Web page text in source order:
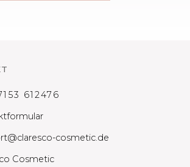
612476
cosmetic.de
Cosmetic